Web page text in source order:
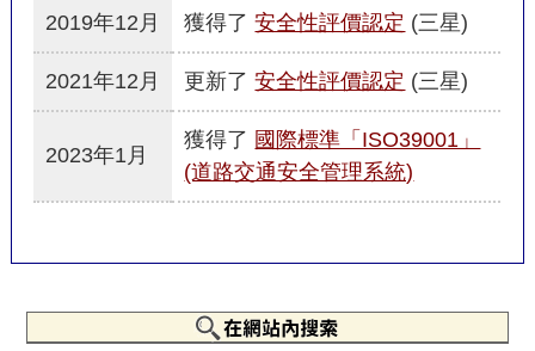
2019年12月 獲得了安全性評價認定 (三星)
2021年12月 更新了安全性評價認定 (三星)
2023年1月
獲得了 國際標準「ISO39001」
(道路交通安全管理系統)